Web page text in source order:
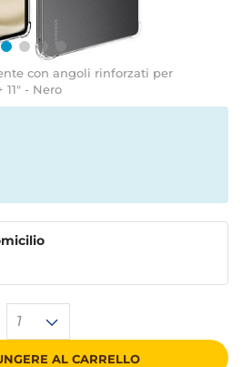
con angoli rinforzati per
- Nero
1
AL CARRELLO